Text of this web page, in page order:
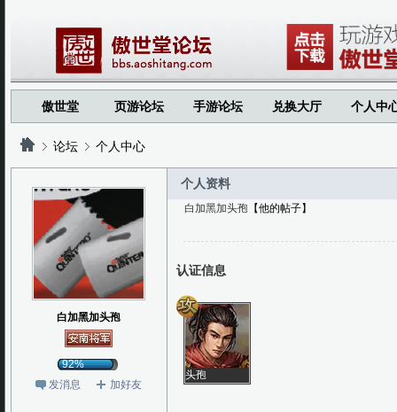
傲世堂 页游论坛 手游论坛 兑换大厅 个人中
论坛 个人中心
白加黑加头孢
92%
发消息
加好友
个人资料
白加黑加头孢 【他的帖子】
认证信息
头孢